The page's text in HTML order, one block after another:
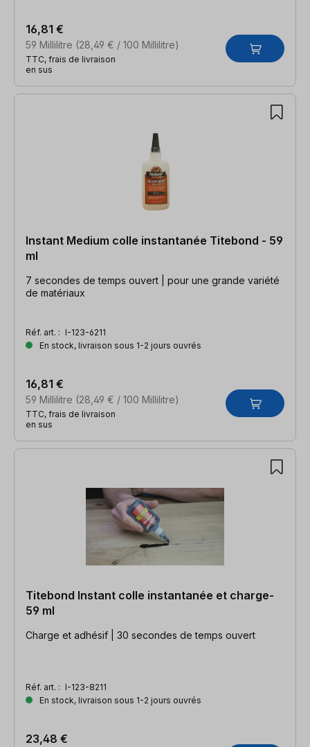
59 Millilitre (28,49 € / 100 Millilitre)
16,81 €
TTC, frais de livraison
en sus
Instant Medium colle instantanée Titebond - 59
ml
7 secondes de temps ouvert | pour une grande variété
de matériaux
Réf. art. : I-123-6211
En stock, livraison sous 1-2 jours ouvrés
59 Millilitre (28,49 € / 100 Millilitre)
16,81 €
TTC, frais de livraison
en sus
Titebond Instant colle instantanée et charge-
59 ml
Charge et adhésif | 30 secondes de temps ouvert
Réf. art. : I-123-8211
En stock, livraison sous 1-2 jours ouvrés
23,48 €